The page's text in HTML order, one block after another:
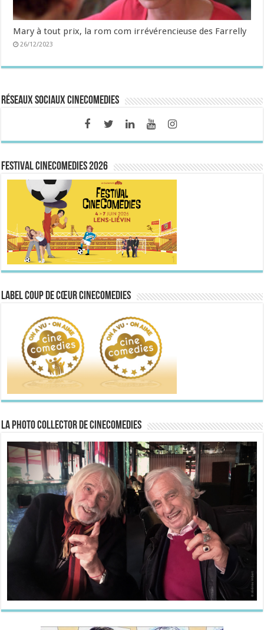
Mary à tout prix, la rom com irrévérencieuse des Farrelly
26/12/2023
Réseaux sociaux CineComedies
FESTIVAL CINECOMEDIES 2026
Label Coup de Cœur CineComedies
La Photo collector de CineComedies